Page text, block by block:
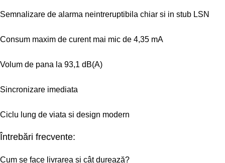
Semnalizare de alarma neintreruptibila chiar si in stub LSN
Consum maxim de curent mai mic de 4,35 mA
Volum de pana la 93,1 dB(A)
Sincronizare imediata
Ciclu lung de viata si design modern
Întrebări frecvente:
Cum se face livrarea și cât durează?